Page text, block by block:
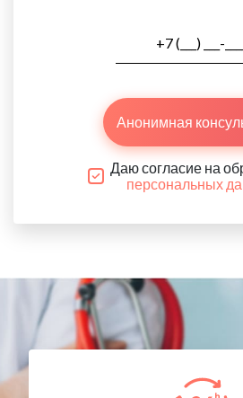
Анонимная
Даю согласие на
персональных